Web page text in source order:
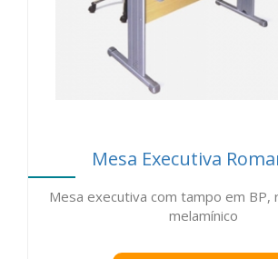
Mesa Executiva
Mesa executiva com tampo em BP,
melamínico